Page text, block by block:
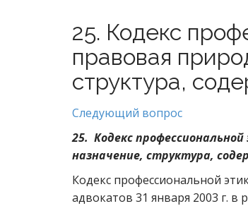
25. Кодекс
правовая
структура,
Следующий вопрос
25. Кодекс
назначение, структура,
Кодекс профессиональной
адвокатов 31 января 2003 г.